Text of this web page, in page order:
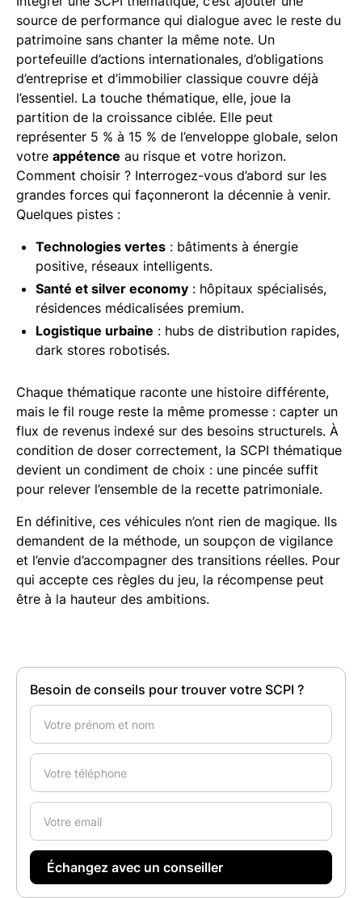
source de performance qui dialogue avec le reste du
patrimoine sans chanter la même note. Un
portefeuille d’actions internationales, d’obligations
d’entreprise et d’immobilier classique couvre déjà
l’essentiel. La touche thématique, elle, joue la
partition de la croissance ciblée. Elle peut
représenter 5 % à 15 % de l’enveloppe globale, selon
votre appétence au risque et votre horizon.
Comment choisir ? Interrogez-vous d’abord sur les
grandes forces qui façonneront la décennie à venir.
Quelques pistes :
Technologies vertes : bâtiments à énergie
positive, réseaux intelligents.
Santé et silver economy : hôpitaux spécialisés,
résidences médicalisées premium.
Logistique urbaine : hubs de distribution rapides,
dark stores robotisés.
Chaque thématique raconte une histoire différente,
mais le fil rouge reste la même promesse : capter un
flux de revenus indexé sur des besoins structurels. À
condition de doser correctement, la SCPI thématique
devient un condiment de choix : une pincée suffit
pour relever l’ensemble de la recette patrimoniale.
En définitive, ces véhicules n’ont rien de magique. Ils
demandent de la méthode, un soupçon de vigilance
et l’envie d’accompagner des transitions réelles. Pour
qui accepte ces règles du jeu, la récompense peut
être à la hauteur des ambitions.
Besoin de conseils pour trouver votre SCPI ?